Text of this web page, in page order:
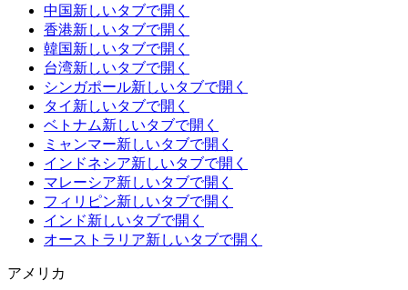
中国新しいタブで開く
香港新しいタブで開く
韓国新しいタブで開く
台湾新しいタブで開く
シンガポール新しいタブで開く
タイ 新しいタブで開く
ベトナム新しいタブで開く
ミャンマー新しいタブで開く
インドネシア新しいタブで開く
マレーシア新しいタブで開く
フィリピン新しいタブで開く
インド新しいタブで開く
オーストラリア新しいタブで開く
アメリカ